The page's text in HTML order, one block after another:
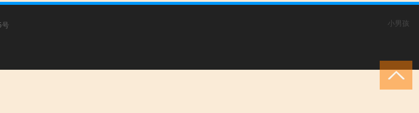
小男孩